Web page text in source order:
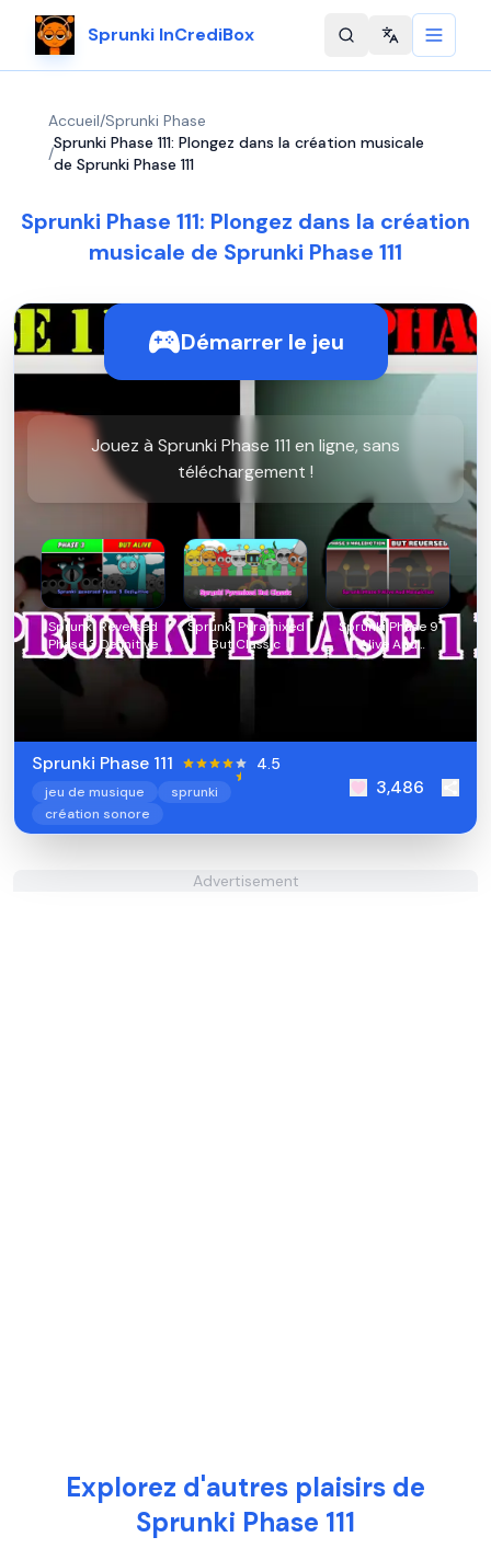
Sprunki InCrediBox Change
Accueil/Sprunki Phase
/
Sprunki Phase 111: Plongez dans la création musicale
de Sprunki Phase 111
Sprunki Phase 111: Plongez dans la création
musicale de Sprunki Phase 111
Démarrer le jeu
Jouez à Sprunki Phase 111 en ligne, sans
téléchargement !
Sprunki Reversed
Phase 3 Definitive
Sprunki Pyramixed
But Classic
Sprunki Phase 9
Alive And
Malediction
Sprunki Phase 111 4.5
jeu de musique
sprunki
création sonore
3,486
Advertisement
Explorez d'autres plaisirs de
Sprunki Phase 111